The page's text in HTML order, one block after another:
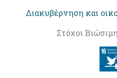
Διακυβέρνηση και
Στόχοι